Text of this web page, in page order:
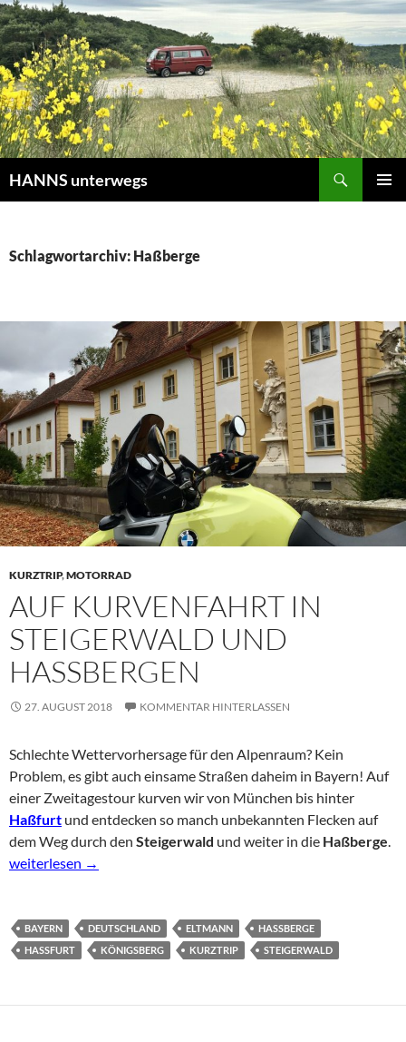
Zum
Inhalt
springen
HANNS unterwegs
Schlagwortarchiv: Haßberge
KURZTRIP,MOTORRAD
AUF KURVENFAHRT IN
STEIGERWALD UND
HASSBERGEN
27. AUGUST 2018 KOMMENTAR HINTERLASSEN
Schlechte Wettervorhersage für den Alpenraum? Kein
Problem, es gibt auch einsame Straßen daheim in Bayern! Auf
einer Zweitagestour kurven wir von München bis hinter
Haßfurt und entdecken so manch unbekannten Flecken auf
dem Weg durch den Steigerwald und weiter in die Haßberge.
Auf Kurvenfahrt in Steigerwald und Hassbergen
weiterlesen →
BAYERN DEUTSCHLAND ELTMANN
HASSBERGE
HASSFURT
KÖNIGSBERG KURZTRIP STEIGERWALD